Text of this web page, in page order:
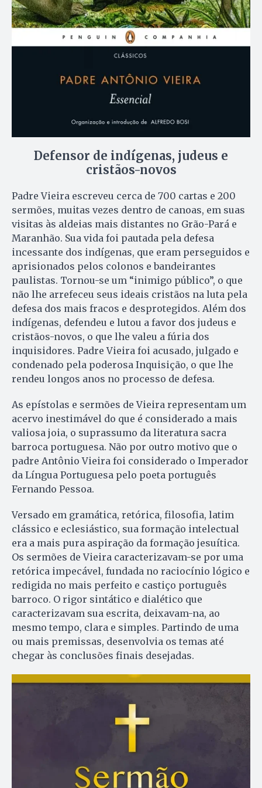
Defensor de indígenas, judeus e
cristãos-novos
Padre Vieira escreveu cerca de 700 cartas e 200
sermões, muitas vezes dentro de canoas, em suas
visitas às aldeias mais distantes no Grão-Pará e
Maranhão. Sua vida foi pautada pela defesa
incessante dos indígenas, que eram perseguidos e
aprisionados pelos colonos e bandeirantes
paulistas. Tornou-se um “inimigo público”, o que
não lhe arrefeceu seus ideais cristãos na luta pela
defesa dos mais fracos e desprotegidos. Além dos
indígenas, defendeu e lutou a favor dos judeus e
cristãos-novos, o que lhe valeu a fúria dos
inquisidores. Padre Vieira foi acusado, julgado e
condenado pela poderosa Inquisição, o que lhe
rendeu longos anos no processo de defesa.
As epístolas e sermões de Vieira representam um
acervo inestimável do que é considerado a mais
valiosa joia, o suprassumo da literatura sacra
barroca portuguesa. Não por outro motivo que o
padre Antônio Vieira foi considerado o Imperador
da Língua Portuguesa pelo poeta português
Fernando Pessoa.
Versado em gramática, retórica, filosofia, latim
clássico e eclesiástico, sua formação intelectual
era a mais pura aspiração da formação jesuítica.
Os sermões de Vieira caracterizavam-se por uma
retórica impecável, fundada no raciocínio lógico e
redigida no mais perfeito e castiço português
barroco. O rigor sintático e dialético que
caracterizavam sua escrita, deixavam-na, ao
mesmo tempo, clara e simples. Partindo de uma
ou mais premissas, desenvolvia os temas até
chegar às conclusões finais desejadas.